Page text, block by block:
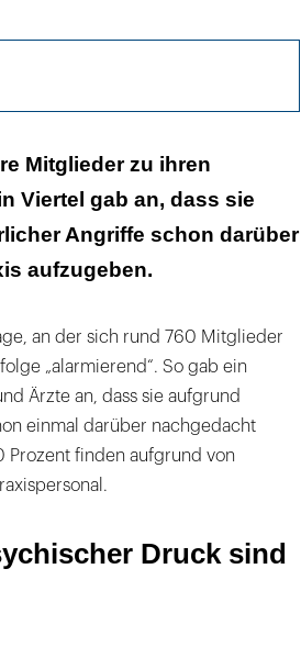
Druck sind überall das Problem
Mitglieder zu ihren
Viertel gab an, dass sie
Angriffe schon darüber
aufzugeben.
an der sich rund 760 Mitglieder
„alarmierend“. So gab ein
Ärzte an, dass sie aufgrund
einmal darüber nachgedacht
Prozent finden aufgrund von
Druck sind